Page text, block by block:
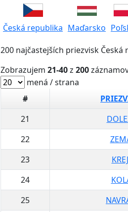
Česká republika Maďarsko
200 najčastejších priezvisk Česká
Zobrazujem 21-40z 200
mená / strana
#
21
22
23
24
25